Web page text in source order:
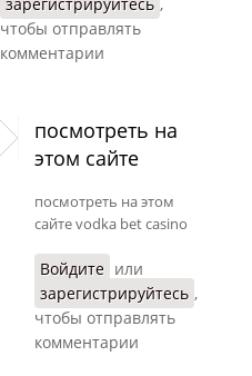
чтобы отправлять
комментарии
посмотреть на
этом сайте
посмотреть на этом
сайте vodka bet casino
Войдите или
зарегистрируйтесь ,
чтобы отправлять
комментарии